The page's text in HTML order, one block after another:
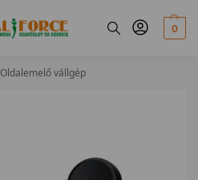
0
Oldalemelő vállgép